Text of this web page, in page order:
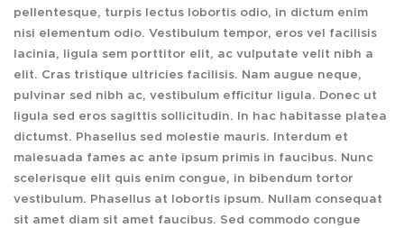
pellentesque, turpis lectus lobortis odio, in dictum enim
nisi elementum odio. Vestibulum tempor, eros vel facilisis
lacinia, ligula sem porttitor elit, ac vulputate velit nibh a
elit. Cras tristique ultricies facilisis. Nam augue neque,
pulvinar sed nibh ac, vestibulum efficitur ligula. Donec ut
ligula sed eros sagittis sollicitudin. In hac habitasse platea
dictumst. Phasellus sed molestie mauris. Interdum et
malesuada fames ac ante ipsum primis in faucibus. Nunc
scelerisque elit quis enim congue, in bibendum tortor
vestibulum. Phasellus at lobortis ipsum. Nullam consequat
sit amet diam sit amet faucibus. Sed commodo congue